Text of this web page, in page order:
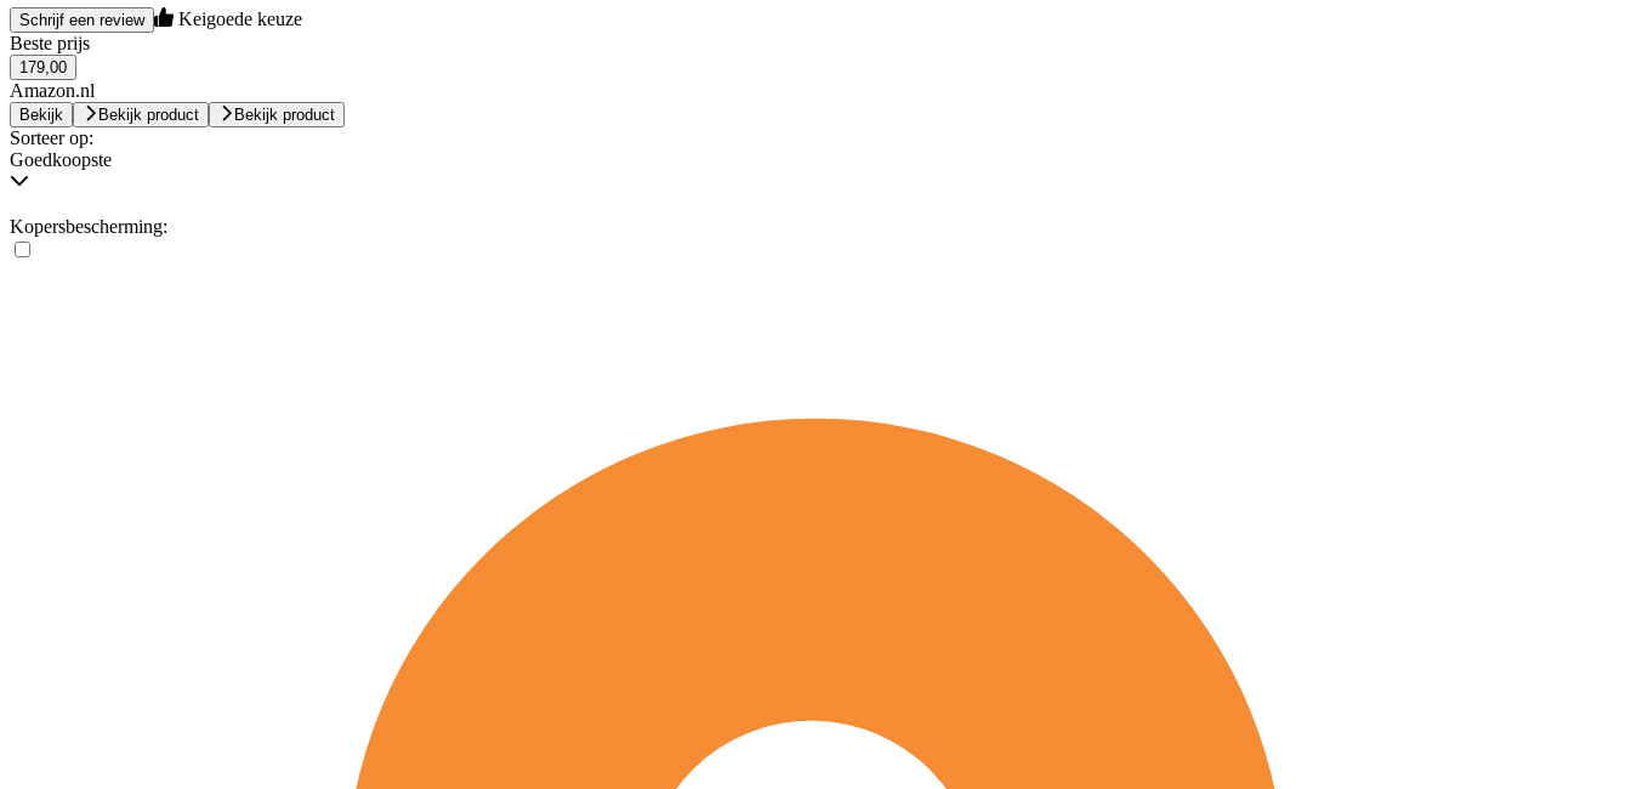
Schrijf een review
Keigoede keuze
Beste prijs
179,00
Amazon.nl
Bekijk Bekijk product Bekijk product
Sorteer op:
Goedkoopste
Kopersbescherming: